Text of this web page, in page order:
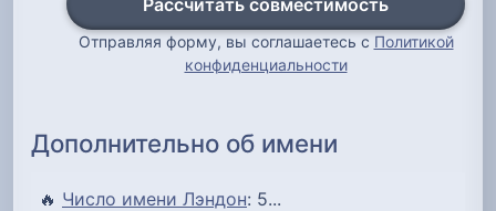
Отправляя форму, вы соглашаетесь с Политикой
конфиденциальности
Дополнительно об имени
🔥 Число имени Лэндон: 5...